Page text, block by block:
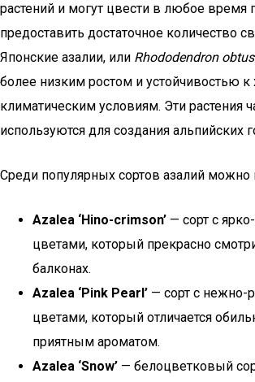
растений и могут цвести в любое время
предоставить достаточное количество
Японские азалии, или Rhododendron
более низким ростом и устойчивостью
климатическим условиям. Эти растения
используются для создания альпийских
Среди популярных сортов азалий можно
Azalea ‘Hino-crimson’ — сорт с
цветами, который прекрасно
балконах.
Azalea ‘Pink Pearl’ — сорт с нежно-
цветами, который отличается
приятным ароматом.
Azalea ‘Snow’ — белоцветковый